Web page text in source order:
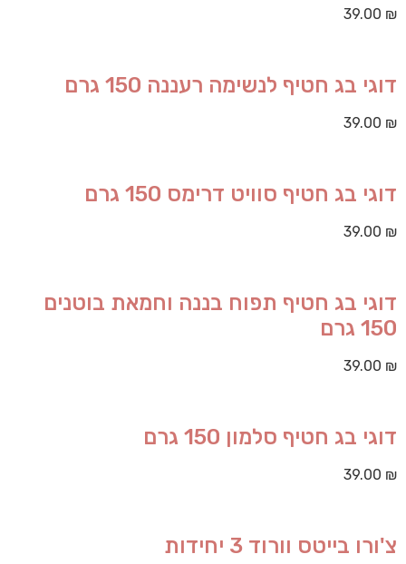
39.00 ₪
דוגי בג חטיף לנשימה רעננה 150 גרם
39.00 ₪
דוגי בג חטיף סוויט דרימס 150 גרם
39.00 ₪
דוגי בג חטיף תפוח בננה וחמאת בוטנים
150 גרם
39.00 ₪
דוגי בג חטיף סלמון 150 גרם
39.00 ₪
צ'ורו בייטס וורוד 3 יחידות